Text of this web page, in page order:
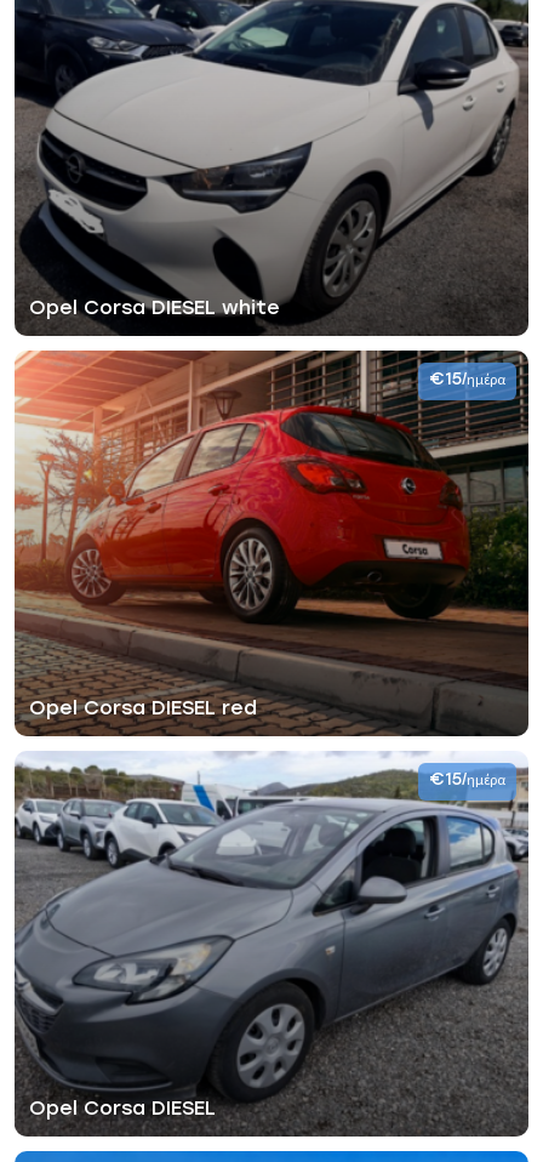
Opel Corsa DIESEL white
Opel Corsa DIESEL red
€15/ημέρα
Opel Corsa DIESEL
€15/ημέρα